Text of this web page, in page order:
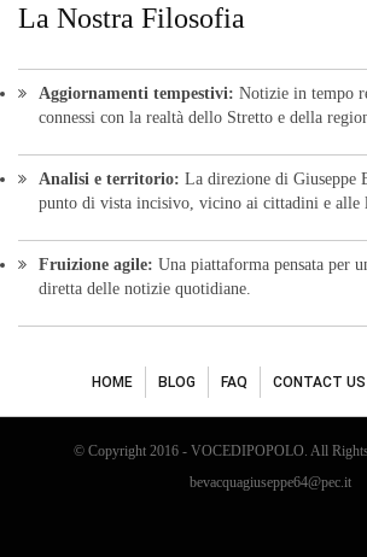
La Nostra Filosofia
Aggiornamenti tempestivi: Notizie in tempo
connessi con la realtà dello Stretto e della
Analisi e territorio: La direzione di Giuseppe
punto di vista incisivo, vicino ai cittadini e alle
Fruizione agile: Una piattaforma pensata per
diretta delle notizie quotidiane.
HOME BLOG FAQ CONTACT US
© Copyright 2016 - VOCEDIPOPOLO. All Rights
bevacquagiuseppe64@pec.it